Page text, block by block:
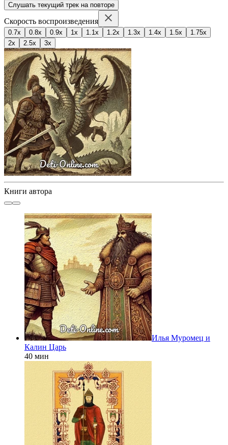
Слушать текущий трек на повторе
Скорость воспроизведения
0.7x 0.8x 0.9x 1x 1.1x 1.2x 1.3x 1.4x 1.5x
1.75x
2x
2.5x 3x
Книги автора
Илья Муромец и
Калин Царь
40 мин